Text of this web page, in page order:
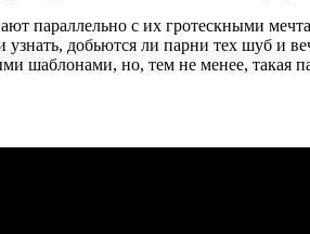
параллельно с их гротескными
узнать, добьются ли парни тех шуб и
шаблонами, но, тем не менее, такая